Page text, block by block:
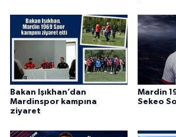
Bakan Işıkhan’dan
Mardinspor kampına
ziyaret
Mardin
Sekeo